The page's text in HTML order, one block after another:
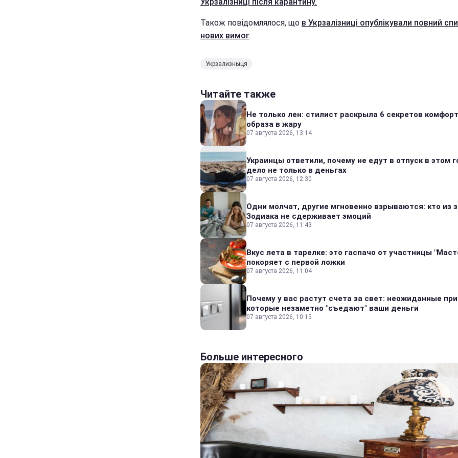
Укрзалізниці після карантину.
Також повідомлялося, що в Укрзалізниці опублікували повний
нових вимог.
Укрзализныця
Читайте также
Не только лен: стилист раскрыла 6 секретов
образа в жару
07 августа 2026, 13:14
Украинцы ответили, почему не едут в отпуск в этом
дело не только в деньгах
07 августа 2026, 12:30
Одни молчат, другие мгновенно взрываются: кто из
Зодиака не сдерживает эмоций
07 августа 2026, 11:43
Вкус лета в тарелке: это гаспачо от участницы
покоряет с первой ложки
07 августа 2026, 11:04
Почему у вас растут счета за свет: неожиданные
которые незаметно "съедают" ваши деньги
07 августа 2026, 10:15
Больше интересного